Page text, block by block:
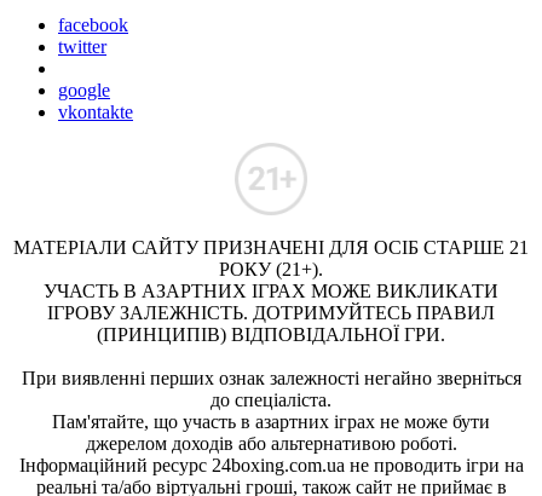
facebook
twitter
google
vkontakte
МАТЕРІАЛИ САЙТУ ПРИЗНАЧЕНІ ДЛЯ ОСІБ СТАРШЕ 21
РОКУ (21+).
УЧАСТЬ В АЗАРТНИХ ІГРАХ МОЖЕ ВИКЛИКАТИ
ІГРОВУ ЗАЛЕЖНІСТЬ. ДОТРИМУЙТЕСЬ ПРАВИЛ
(ПРИНЦИПІВ) ВІДПОВІДАЛЬНОЇ ГРИ.
При виявленні перших ознак залежності негайно зверніться
до спеціаліста.
Пам'ятайте, що участь в азартних іграх не може бути
джерелом доходів або альтернативою роботі.
Інформаційний ресурс 24boxing.com.ua не проводить ігри на
реальні та/або віртуальні гроші, також сайт не приймає в